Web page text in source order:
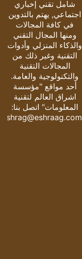
شامل تقني إخباري
اجتماعي, يهتم بالتدوين
في كافة المجالات
ومنها المجال التقني
والذكاء المنزلي وأدوات
التقنية وغير ذلك من
المجالات التقنية
والتكنولوجية والعامة.
أحد مواقع "مؤسسة
اشراق العالم لتقنية
المعلومات" اتصل بنا:
eshrag@eshraag.com